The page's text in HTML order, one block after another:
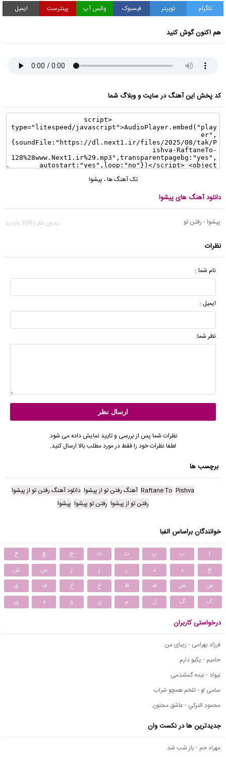
تلگرام توییتر فیسبوک واتس آپ پینترست ایمیل
هم اکنون گوش کنید
کد پخش این آهنگ در سایت و وبلاگ شما
تک آهنگ ها، پیشوا
دانلود آهنگ های پیشوا
پیشوا - رفتن تو بدون نظر | 309 بازدید
نظرات
نام شما :
ایمیل :
نظر شما:
نظرات شما پس از بررسی و تایید نمایش داده می شود.
لطفا نظرات خود را فقط در مورد مطلب بالا ارسال کنید.
برچسب ها
Pishva
Raftane To آهنگ رفتن تو از پیشوا دانلود آهنگ رفتن تو از پیشوا
رفتن تو از پیشوا رفتن تو پیشوا پیشوا
خوانندگان براساس الفبا
ا ب پ ت ث ج چ
ح
خ
د ذ ر ز ژ س
ش
ص
ض ط ظ ع غ ف
ق
ک
گ ل م ن و ه ی
درخواستی کاربران
فرزاد بهرامی - زیبای من
حامیم - یکیو دارم
نیواد - نیمه گمشدمی
سامی لو - تلخم همچو شراب
محمود التركي - عاشق مجنون
جدیدترین ها در نکست وان
مهراد جم - باز شب شد